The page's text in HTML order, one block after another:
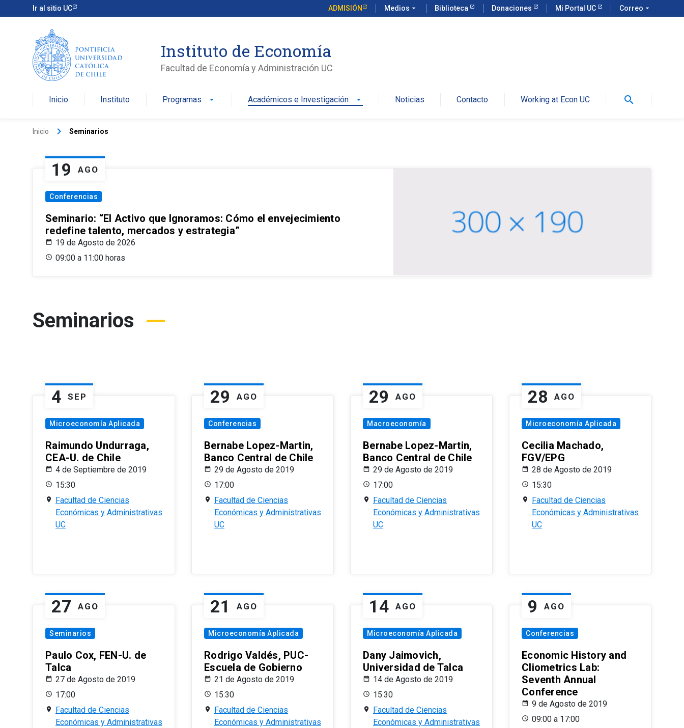
Ir al sitio UC ADMISIÓN Medios arrow_drop_down Biblioteca Donaciones Mi Portal UC Correo arrow_drop_down
Instituto de Economía
Facultad de Economía y Administración UC
Inicio Instituto Programas arrow_drop_down Académicos e Investigación arrow_drop_down Noticias Contacto Working at Econ UC search
Inicio keyboard_arrow_right Seminarios
19 AGO
Conferencias
Seminario: “El Activo que Ignoramos: Cómo el envejecimiento
redefine talento, mercados y estrategia”
19 de Agosto de 2026
09:00 a 11:00 horas
Seminarios
4 SEP
Microeconomía Aplicada
Raimundo Undurraga,
CEA-U. de Chile
4 de Septiembre de 2019
15:30
Facultad de Ciencias
Económicas y Administrativas
UC
29 AGO
Conferencias
Bernabe Lopez-Martin,
Banco Central de Chile
29 de Agosto de 2019
17:00
Facultad de Ciencias
Económicas y Administrativas
UC
29 AGO
Macroeconomía
Bernabe Lopez-Martin,
Banco Central de Chile
29 de Agosto de 2019
17:00
Facultad de Ciencias
Económicas y Administrativas
UC
28 AGO
Microeconomía Aplicada
Cecilia Machado,
FGV/EPG
28 de Agosto de 2019
15:30
Facultad de Ciencias
Económicas y Administrativas
UC
27 AGO
Seminarios
Paulo Cox, FEN-U. de
Talca
27 de Agosto de 2019
17:00
Facultad de Ciencias
Económicas y Administrativas
21 AGO
Microeconomía Aplicada
Rodrigo Valdés, PUC-
Escuela de Gobierno
21 de Agosto de 2019
15:30
Facultad de Ciencias
Económicas y Administrativas
14 AGO
Microeconomía Aplicada
Dany Jaimovich,
Universidad de Talca
14 de Agosto de 2019
15:30
Facultad de Ciencias
Económicas y Administrativas
9 AGO
Conferencias
Economic History and
Cliometrics Lab:
Seventh Annual
Conference
9 de Agosto de 2019
09:00 a 17:00